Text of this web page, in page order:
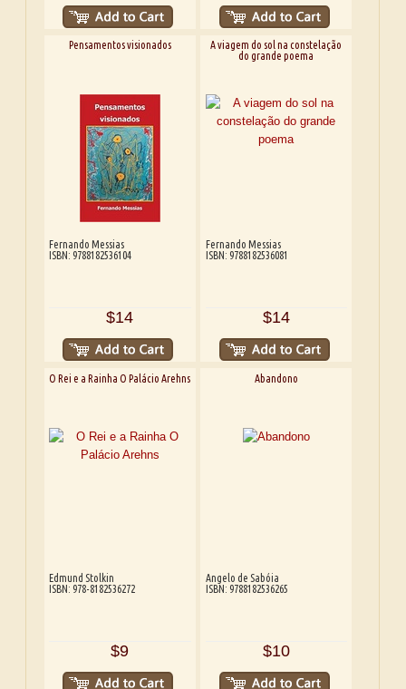
Pensamentos visionados
Fernando Messias
ISBN: 9788182536104
$14
A viagem do sol na constelação
do grande poema
Fernando Messias
ISBN: 9788182536081
$14
O Rei e a Rainha O Palácio Arehns
Edmund Stolkin
ISBN: 978-8182536272
$9
Abandono
Angelo de Sabóia
ISBN: 9788182536265
$10